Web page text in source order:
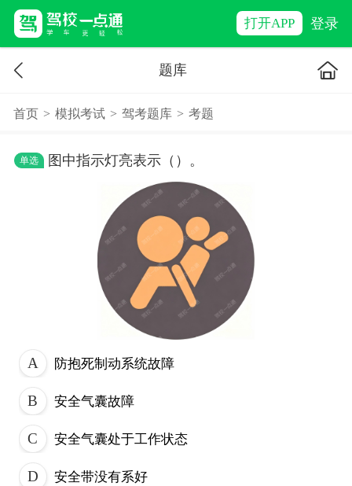
打开APP 登录
题库
首页 > 模拟考试 > 驾考题库 > 考题
单选 图中指示灯亮表示（）。
防抱死制动系统故障
安全气囊故障
安全气囊处于工作状态
安全带没有系好